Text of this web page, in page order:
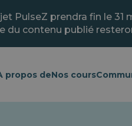
PulseZ prendra fin le 31
du contenu publié
propos deNos cours